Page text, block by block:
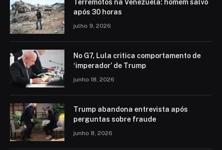
Terremotos na Venezuela: homem salvo
após 30 horas
julho 9, 2026
No G7, Lula critica comportamento de
‘imperador’ de Trump
junho 18, 2026
Trump abandona entrevista após
perguntas sobre fraude
junho 8, 2026